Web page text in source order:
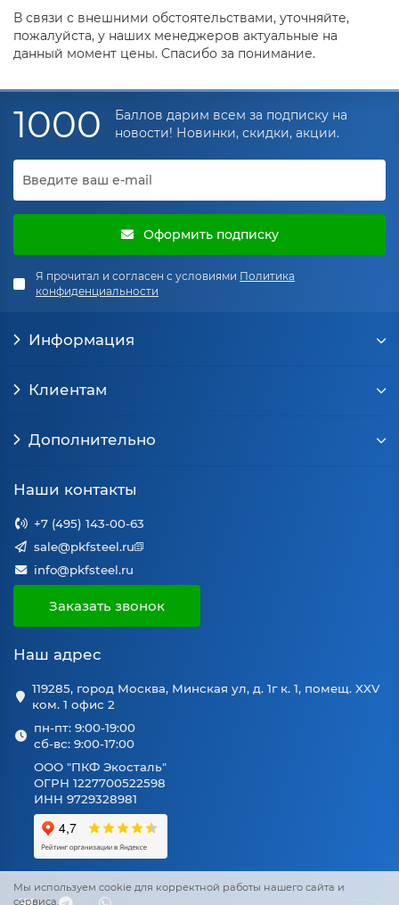
Параметр
замечания
Толщина
1–2 мм, 3–5
мм, 6–10 мм
обвязок и
экранов; 3–5 мм
—
силовые
элементы, шины
заземления с
током.
Ширина
Марка стали
AISI 304
(08Х18Н10),
(12Х18Н10Т),
430 (12Х17)
«сатин»)
2B —
Стандартные
Рациональный
раскрой
В связи с внешними обстоятельствами, уточняйте,
пожалуйста, у наших менеджеров актуальные на
данный момент цены. Спасибо за понимание.
Мы используем cookie для корректной работы нашего сайта и
сервиса.
1000
Баллов дарим всем за подписку на
новости! Новинки, скидки, акции.
Оформить подписку
Я прочитал и согласен с условиями Политика
конфиденциальности
Информация
Клиентам
Дополнительно
Наши контакты
+7 (495) 143-00-63
sale@pkfsteel.ru
info@pkfsteel.ru
Заказать звонок
Наш адрес
119285, город Москва, Минская ул, д. 1г к. 1, помещ. XXV
ком. 1 офис 2
пн-пт: 9:00-19:00
сб-вс: 9:00-17:00
ООО "ПКФ Экосталь"
ОГРН 1227700522598
ИНН 9729328981